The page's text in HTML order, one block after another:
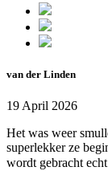
van der Linden
19 April 2026
Het was weer
superlekker ze
wordt gebracht